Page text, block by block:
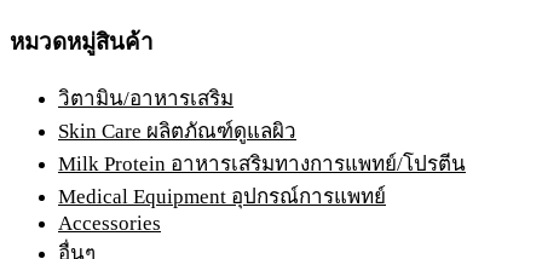
หมวดหมู่สินค้า
วิตามิน/อาหารเสริม
Skin Care ผลิตภัณฑ์ดูแลผิว
Milk Protein อาหารเสริมทางการแพทย์/โปรตีน
Medical Equipment อุปกรณ์การแพทย์
Accessories
อื่นๆ